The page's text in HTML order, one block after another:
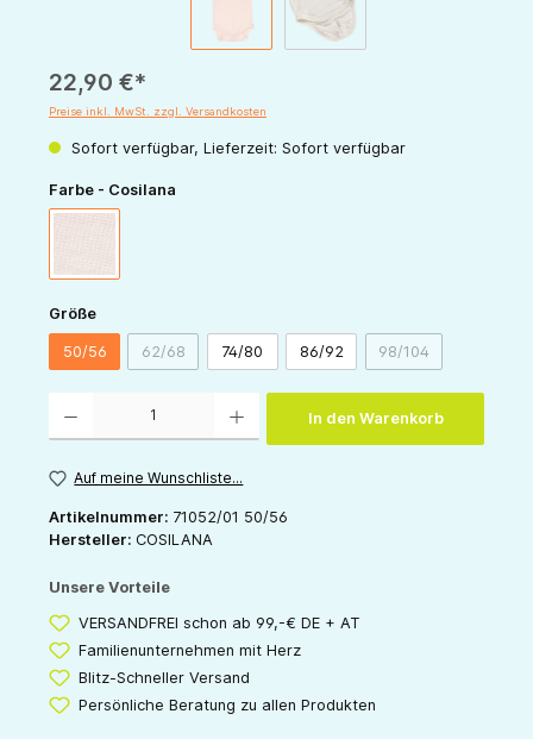
22,90 €*
Preise inkl. MwSt. zzgl. Versandkosten
Sofort verfügbar, Lieferzeit: Sofort verfügbar
Farbe - Cosilana
Größeauswählen
50/56 62/68(Diese Option ist zurzeit nicht verfügbar.)
74/80 86/92 98/104(Diese Option ist
In den Warenkorb
Auf meine Wunschliste...
Artikelnummer: 71052/01 50/56
Hersteller: COSILANA
Unsere Vorteile
VERSANDFREI schon ab 99,-€ DE + AT
Familienunternehmen mit Herz
Blitz-Schneller Versand
Persönliche Beratung zu allen Produkten